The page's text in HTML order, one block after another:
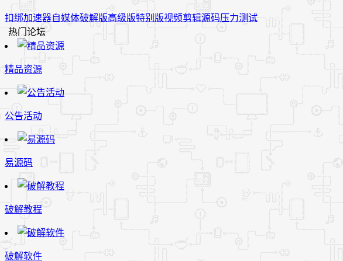
扣绑加速器自媒体破解版高级版特别版视频剪辑源码压力测试
热门论坛
精品资源
公告活动
易源码
破解教程
破解软件